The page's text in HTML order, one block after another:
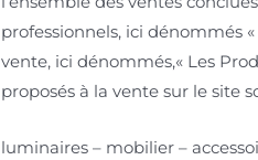
professionnels, ici dénommés
vente, ici dénommés,« Les
proposés à la vente sur le site
luminaires – mobilier –